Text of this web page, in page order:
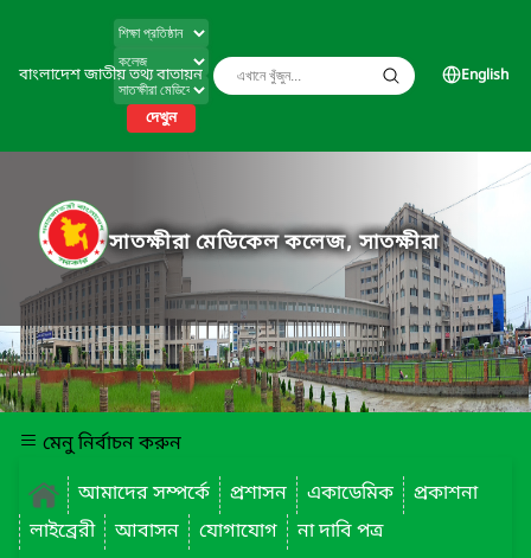
বাংলাদেশ জাতীয় তথ্য বাতায়ন
দেখুন
English
সাতক্ষীরা মেডিকেল কলেজ, সাতক্ষীরা
মেনু নির্বাচন করুন
আমাদের সম্পর্কে
প্রশাসন একাডেমিক
প্রকাশনা
লাইব্রেরী
আবাসন যোগাযোগ না দাবি পত্র